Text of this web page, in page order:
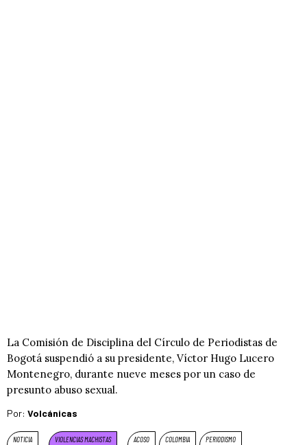
La Comisión de Disciplina del Círculo de Periodistas de
Bogotá suspendió a su presidente, Víctor Hugo Lucero
Montenegro, durante nueve meses por un caso de
presunto abuso sexual.
Por: Volcánicas
NOTICIA VIOLENCIAS MACHISTAS ACOSO COLOMBIA PERIODISMO